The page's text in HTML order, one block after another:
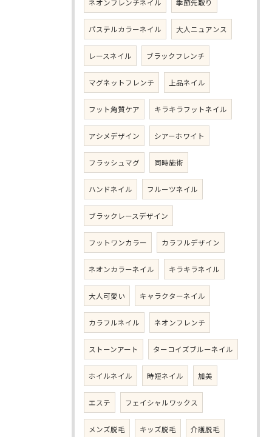
ネオンフレンチネイル 季節先取り
パステルカラーネイル 大人ニュアンス
レースネイル ブラックフレンチ
マグネットフレンチ 上品ネイル
フット角質ケア キラキラフットネイル
アシメデザイン シアーホワイト
フラッシュマグ 同時施術
ハンドネイル フルーツネイル
ブラックレースデザイン
フットワンカラー カラフルデザイン
ネオンカラーネイル キラキラネイル
大人可愛い キャラクターネイル
カラフルネイル ネオンフレンチ
ストーンアート ターコイズブルーネイル
ホイルネイル 時短ネイル 加美
エステ フェイシャルワックス
メンズ脱毛 キッズ脱毛 介護脱毛